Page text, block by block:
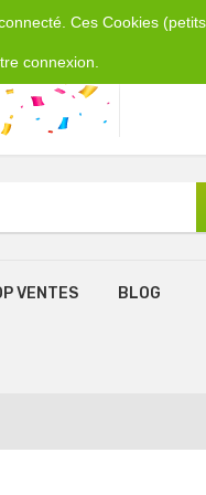
Ces Cookies
connexion.
VENTES BLOG